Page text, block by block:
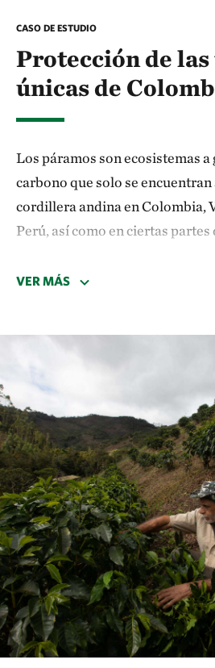
CASO DE ESTUDIO
Protección de
únicas de
Los páramos son ecosistemas
carbono que solo se encuentran
cordillera andina en Colombia,
Perú, así como en ciertas
especies de
distribuye lentamente. Este
inundaciones a las
situadas aguas abajo y
agua potable a millones de
como Bogotá y Quito durante la
Estrategias innovadoras, tales
Latinoamericanos para el Agua
usuarios del agua compensar a
arriba responsables de la
ecosistemas esenciales para
fecha, TNC Colombia y sus
salvaguardar las fuentes de
de personas con fondos para el
VER MÁS